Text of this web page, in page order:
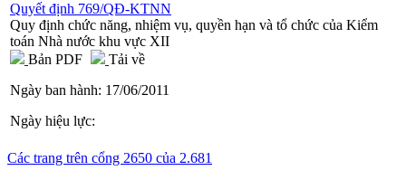
Quyết định 769/QĐ-KTNN
Quy định chức năng, nhiệm vụ, quyền hạn và tổ chức của Kiểm
toán Nhà nước khu vực XII
Bản PDF
Tải về
Ngày ban hành: 17/06/2011
Ngày hiệu lực:
Các trang trên cổng 2650 của 2.681